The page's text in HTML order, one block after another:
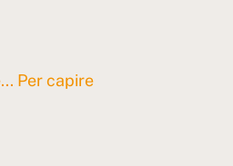
Per capire